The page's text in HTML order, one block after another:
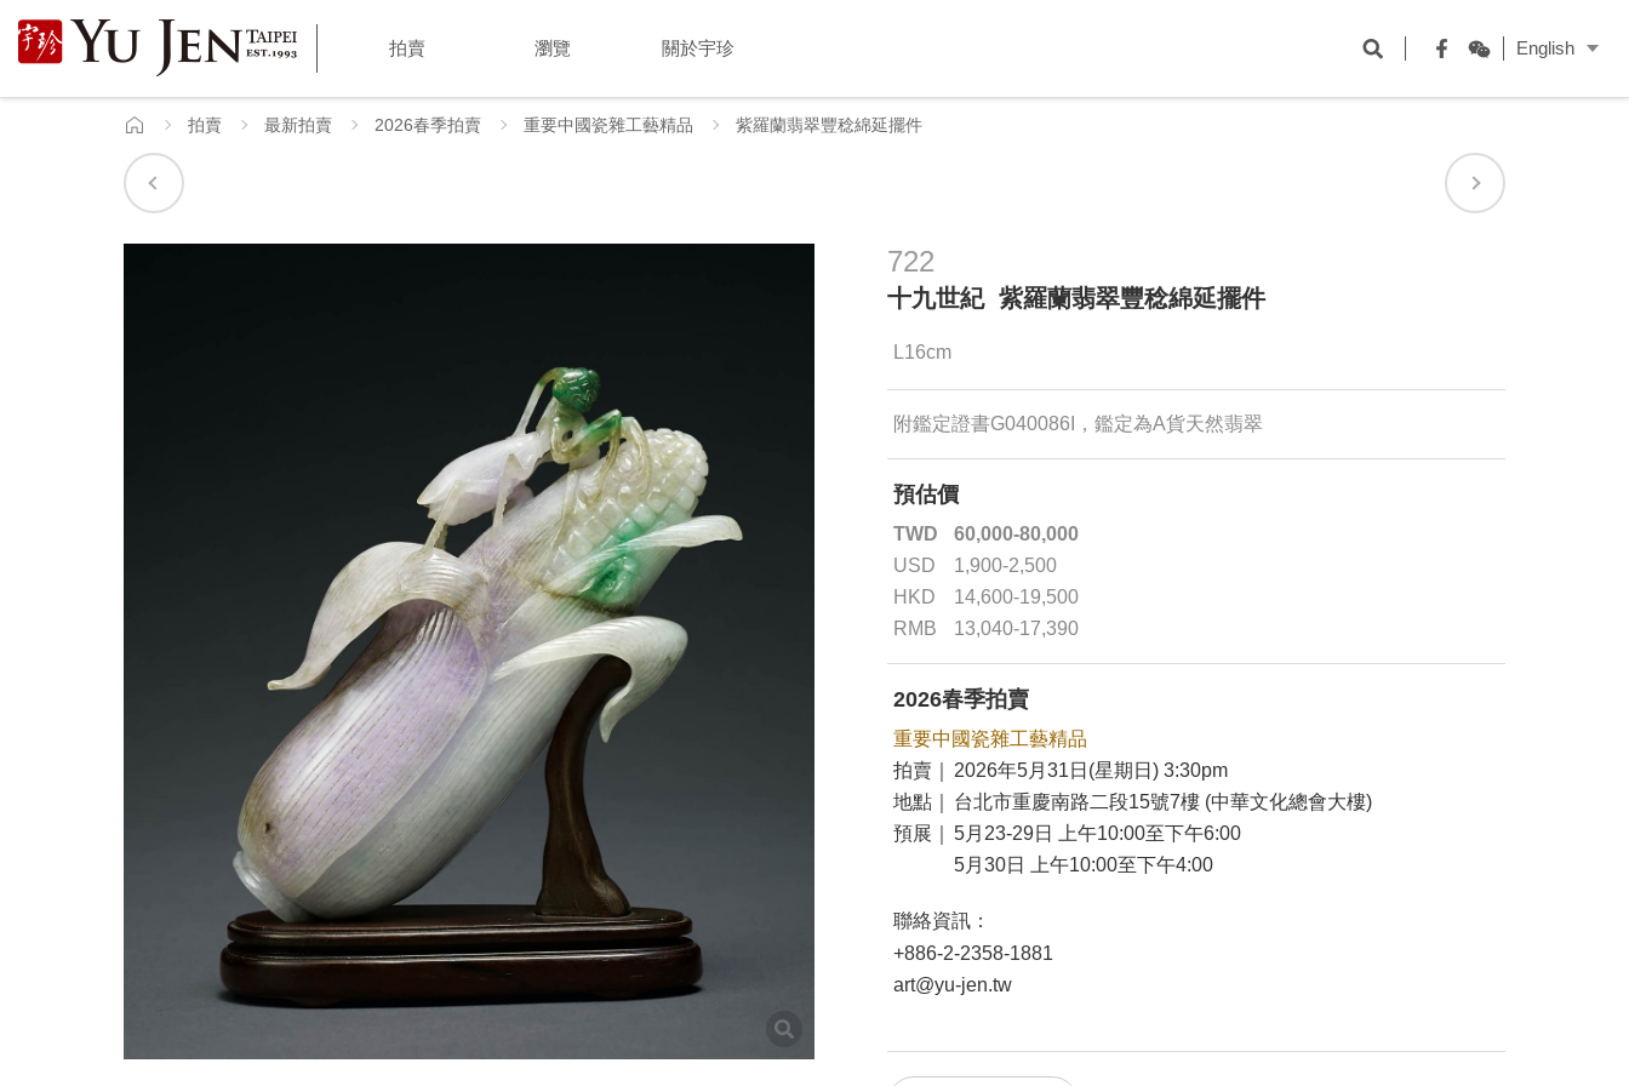
宇
珍
拍賣 瀏覽 關於宇珍
Facebook
WeChat
English
首
頁
拍賣 最新拍賣 2026春季拍賣 重要中國瓷雜工藝精品 紫羅蘭翡翠豐稔綿延擺件
722
十九世紀 紫羅蘭翡翠豐稔綿延擺件
L16cm
附鑑定證書G040086I，鑑定為A貨天然翡翠
預估價
TWD
60,000-80,000
USD
1,900-2,500
HKD
14,600-19,500
RMB
13,040-17,390
2026春季拍賣
重要中國瓷雜工藝精品
拍賣｜
2026年5月31日(星期日) 3:30pm
地點｜
台北市重慶南路二段15號7樓 (中華文化總會大樓)
預展｜
5月23-29日 上午10:00至下午6:00
5月30日 上午10:00至下午4:00
聯絡資訊：
+886-2-2358-1881
art@yu-jen.tw